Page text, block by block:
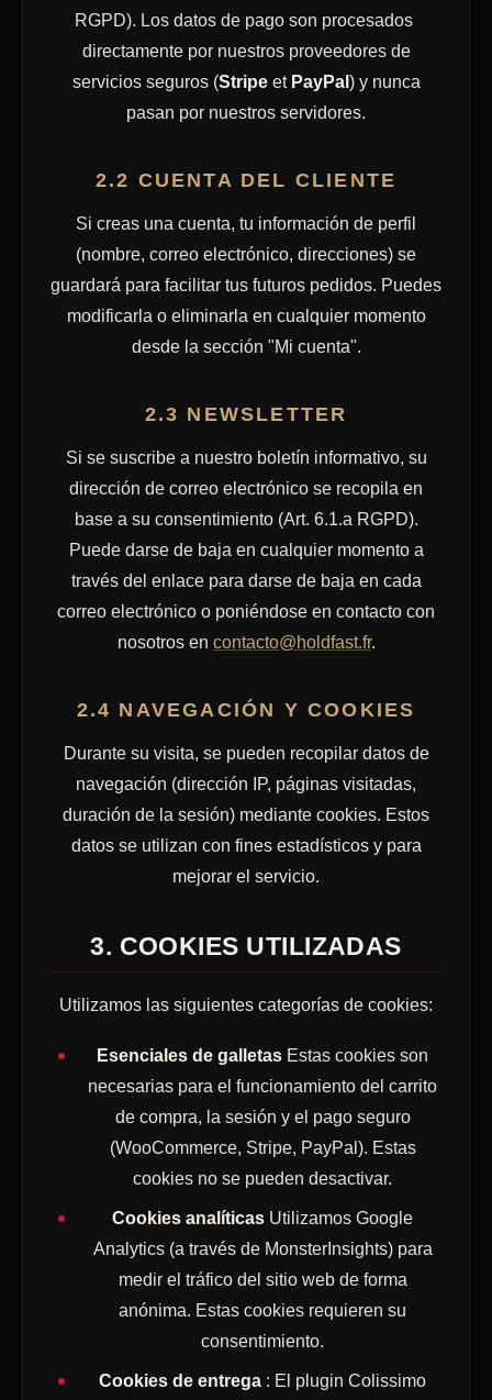
RGPD). Los datos de pago son procesados ​​
directamente por nuestros proveedores de
servicios seguros (Stripeet PayPal ) y nunca
pasan por nuestros servidores.
2.2 CUENTA DEL CLIENTE
Si creas una cuenta, tu información de perfil
(nombre, correo electrónico, direcciones) se
guardará para facilitar tus futuros pedidos. Puedes
modificarla o eliminarla en cualquier momento
desde la sección "Mi cuenta".
2.3 NEWSLETTER
Si se suscribe a nuestro boletín informativo, su
dirección de correo electrónico se recopila en
base a su consentimiento (Art. 6.1.a RGPD).
Puede darse de baja en cualquier momento a
través del enlace para darse de baja en cada
correo electrónico o poniéndose en contacto con
nosotros en contacto@holdfast.fr.
2.4 NAVEGACIÓN Y COOKIES
Durante su visita, se pueden recopilar datos de
navegación (dirección IP, páginas visitadas,
duración de la sesión) mediante cookies. Estos
datos se utilizan con fines estadísticos y para
mejorar el servicio.
3. COOKIES UTILIZADAS
Utilizamos las siguientes categorías de cookies:
Esenciales de galletas Estas cookies son
necesarias para el funcionamiento del carrito
de compra, la sesión y el pago seguro
(WooCommerce, Stripe, PayPal). Estas
cookies no se pueden desactivar.
Cookies analíticas Utilizamos Google
Analytics (a través de MonsterInsights) para
medir el tráfico del sitio web de forma
anónima. Estas cookies requieren su
consentimiento.
Cookies de entrega : El plugin Colissimo